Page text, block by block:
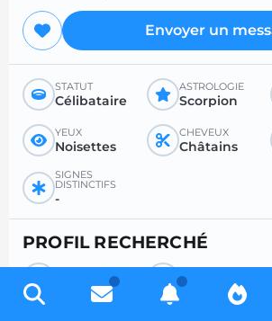
Envoyer un
STATUT
Célibataire
ASTROLOGIE
Scorpion
YEUX
Noisettes
CHEVEUX
Châtains
SIGNES
DISTINCTIFS
-
PROFIL RECHERCHÉ
RECHERCHE
Homme
POUR
Tout